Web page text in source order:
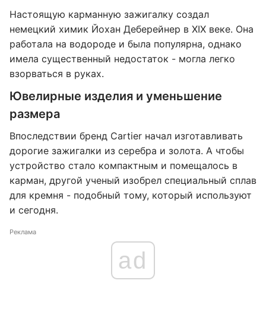
Настоящую карманную зажигалку создал
немецкий химик Йохан Деберейнер в XIX веке. Она
работала на водороде и была популярна, однако
имела существенный недостаток - могла легко
взорваться в руках.
Ювелирные изделия и уменьшение
размера
Впоследствии бренд Cartier начал изготавливать
дорогие зажигалки из серебра и золота. А чтобы
устройство стало компактным и помещалось в
карман, другой ученый изобрел специальный сплав
для кремня - подобный тому, который используют
и сегодня.
Реклама
ad